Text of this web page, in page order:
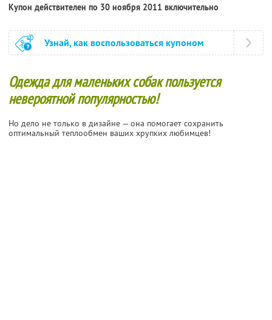
Купон действителен по 30 ноября 2011 включительно
Узнай, как воспользоваться купоном
Одежда для маленьких собак пользуется
невероятной популярностью!
Но дело не только в дизайне — она помогает сохранить
оптимальный теплообмен ваших хрупких любимцев!